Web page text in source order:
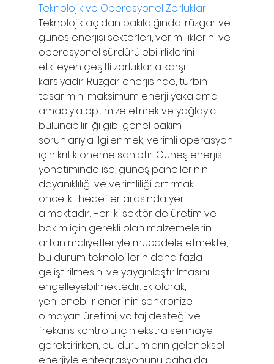
Teknolojik ve Operasyonel Zorluklar
Teknolojik açıdan bakıldığında, rüzgar ve
güneş enerjisi sektörleri, verimliliklerini ve
operasyonel sürdürülebilirliklerini
etkileyen çeşitli zorluklarla karşı
karşıyadır. Rüzgar enerjisinde, türbin
tasarımını maksimum enerji yakalama
amacıyla optimize etmek ve yağlayıcı
bulunabilirliği gibi genel bakım
sorunlarıyla ilgilenmek, verimli operasyon
için kritik öneme sahiptir. Güneş enerjisi
yönetiminde ise, güneş panellerinin
dayanıklılığı ve verimliliği artırmak
öncelikli hedefler arasında yer
almaktadır. Her iki sektör de üretim ve
bakım için gerekli olan malzemelerin
artan maliyetleriyle mücadele etmekte,
bu durum teknolojilerin daha fazla
geliştirilmesini ve yaygınlaştırılmasını
engelleyebilmektedir. Ek olarak,
yenilenebilir enerjinin senkronize
olmayan üretimi, voltaj desteği ve
frekans kontrolü için ekstra sermaye
gerektirirken, bu durumların geleneksel
enerjiyle entegrasyonunu daha da